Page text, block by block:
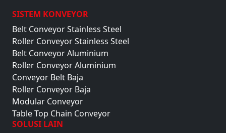
SISTEM KONVEYOR
Belt Conveyor Stainless Steel
Roller Conveyor Stainless Steel
Belt Conveyor Aluminium
Roller Conveyor Aluminium
Conveyor Belt Baja
Roller Conveyor Baja
Modular Conveyor
Table Top Chain Conveyor
SOLUSI LAIN